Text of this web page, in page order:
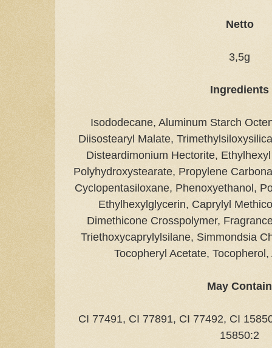
Netto
3,5g
Ingredients
Isododecane, Aluminum Starch
Diisostearyl Malate,
Disteardimonium Hectorite,
Polyhydroxystearate, Propylene
Cyclopentasiloxane, Phenoxyethanol,
Ethylhexylglycerin, Caprylyl
Dimethicone Crosspolymer,
Triethoxycaprylylsilane, Simmondsia
Tocopheryl Acetate,
May Contain
CI 77491, CI 77891, CI 77492, CI
15850:2